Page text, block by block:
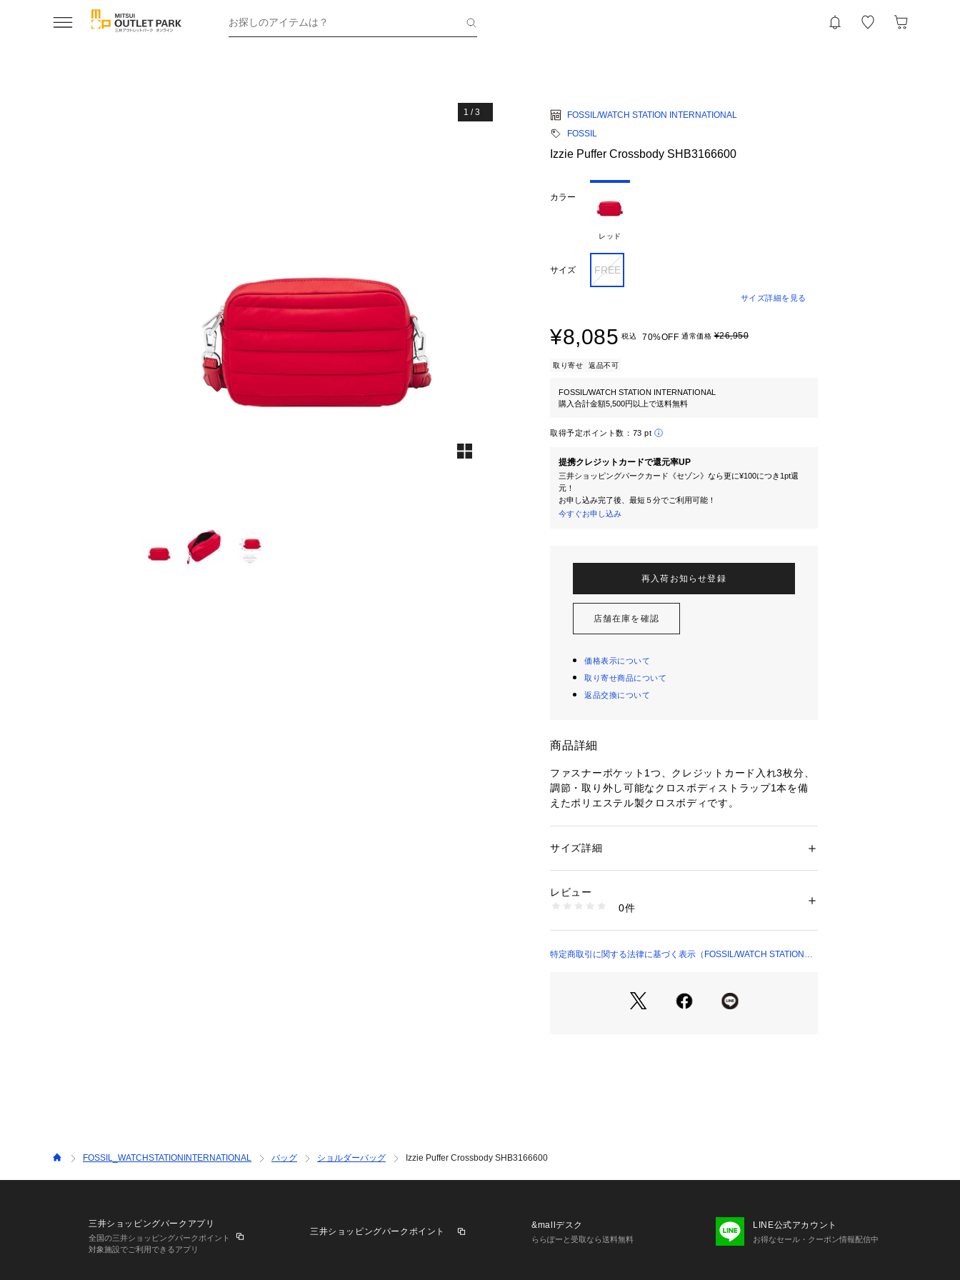
お探しのアイテムは？
1 /3
FOSSIL/WATCH STATION INTERNATIONAL
FOSSIL
Izzie Puffer Crossbody SHB3166600
カラー
レッド
サイズ FREE
サイズ詳細を見る
¥8,085 税込 70%OFF 通常価格¥26,950
取り寄せ 返品不可
FOSSIL/WATCH STATION INTERNATIONAL
購入合計金額5,500円以上で送料無料
取得予定ポイント数： 73 pt
提携クレジットカードで還元率UP
三井ショッピングパークカード《セゾン》なら更に¥100につき1pt還
元！
お申し込み完了後、最短５分でご利用可能！
今すぐお申し込み
再入荷お知らせ登録
店舗在庫を確認
価格表示について
取り寄せ商品について
返品交換について
商品詳細
ファスナーポケット1つ、クレジットカード入れ3枚分、
調節・取り外し可能なクロスボディストラップ1本を備
えたポリエステル製クロスボディです。
ストラップ：調節・取り外し可能なクロスボディストラ
内ポケット：ファスナーポケット x 1, クレジットカード
※ご覧のモニター環境、照明等により実際の商品と色味
性別：レディース
商品番号：
SHB3166600 （ショップ）
サイズ詳細
レビュー
0件
特定商取引に関する法律に基づく表示（FOSSIL/WATCH STATION
FOSSIL_WATCHSTATIONINTERNATIONAL バッグ ショルダーバッグ Izzie Puffer Crossbody SHB3166600
三井ショッピングパークアプリ
全国の三井ショッピングパークポイント
対象施設でご利用できるアプリ
三井ショッピングパークポイント
&mallデスク
ららぽーと受取なら送料無料
LINE公式アカウント
お得なセール・クーポン情報配信中